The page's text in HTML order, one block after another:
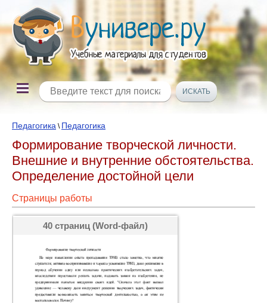
Педагогика \ Педагогика
Формирование творческой личности.
Внешние и внутренние обстоятельства.
Определение достойной цели
Страницы работы
40 страниц (Word-файл)